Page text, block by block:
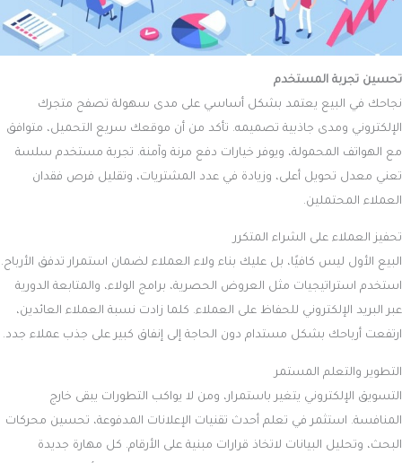
تحسين تجربة المستخدم
نجاحك في البيع يعتمد بشكل أساسي على مدى سهولة تصفح متجرك
الإلكتروني ومدى جاذبية تصميمه. تأكد من أن موقعك سريع التحميل، متوافق
مع الهواتف المحمولة، ويوفر خيارات دفع مرنة وآمنة. تجربة مستخدم سلسة
تعني معدل تحويل أعلى، وزيادة في عدد المشتريات، وتقليل فرص فقدان
العملاء المحتملين.
تحفيز العملاء على الشراء المتكرر
البيع الأول ليس كافيًا، بل عليك بناء ولاء العملاء لضمان استمرار تدفق الأرباح.
استخدم استراتيجيات مثل العروض الحصرية، برامج الولاء، والمتابعة الدورية
عبر البريد الإلكتروني للحفاظ على العملاء. كلما زادت نسبة العملاء العائدين،
ارتفعت أرباحك بشكل مستدام دون الحاجة إلى إنفاق كبير على جذب عملاء جدد.
التطوير والتعلم المستمر
التسويق الإلكتروني يتغير باستمرار، ومن لا يواكب التطورات يبقى خارج
المنافسة. استثمر في تعلم أحدث تقنيات الإعلانات المدفوعة، تحسين محركات
البحث، وتحليل البيانات لاتخاذ قرارات مبنية على الأرقام. كل مهارة جديدة